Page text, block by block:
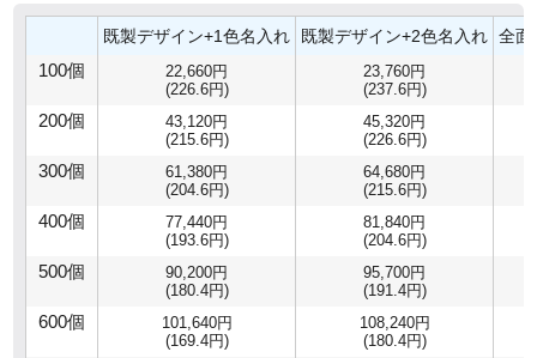
既製デザイン+1色名入れ 既製デザイン+2色名入れ 全面
100個
22,660円
(226.6円)
23,760円
(237.6円)
200個
43,120円
(215.6円)
45,320円
(226.6円)
300個
61,380円
(204.6円)
64,680円
(215.6円)
400個
77,440円
(193.6円)
81,840円
(204.6円)
500個
90,200円
(180.4円)
95,700円
(191.4円)
600個
101,640円
(169.4円)
108,240円
(180.4円)